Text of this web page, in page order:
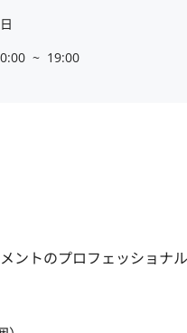
~  19:00
ントのプロフェッショナ